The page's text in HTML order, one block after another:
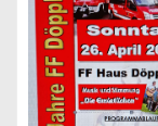
g
a
t